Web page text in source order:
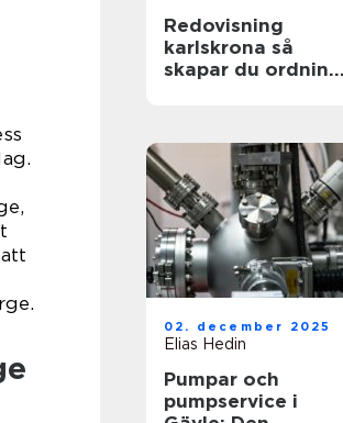
Redovisning
karlskrona så
skapar du ordning
02. december 2025
Elias Hedin
Pumpar och
pumpservice i